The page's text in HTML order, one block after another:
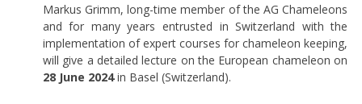
Markus Grimm, long-time member of the AG Chameleons
and for many years entrusted in Switzerland with the
implementation of expert courses for chameleon keeping,
will give a detailed lecture on the European chameleon on
28 June 2024in Basel (Switzerland).